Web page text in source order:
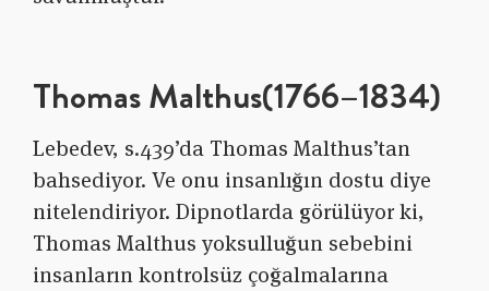
Thomas Malthus(1766–1834)
Lebedev, s.439’da Thomas Malthus’tan
bahsediyor. Ve onu insanlığın dostu diye
nitelendiriyor. Dipnotlarda görülüyor ki,
Thomas Malthus yoksulluğun sebebini
insanların kontrolsüz çoğalmalarına